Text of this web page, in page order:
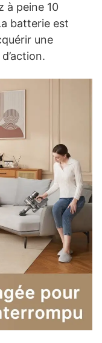
à peine 10
batterie est
une